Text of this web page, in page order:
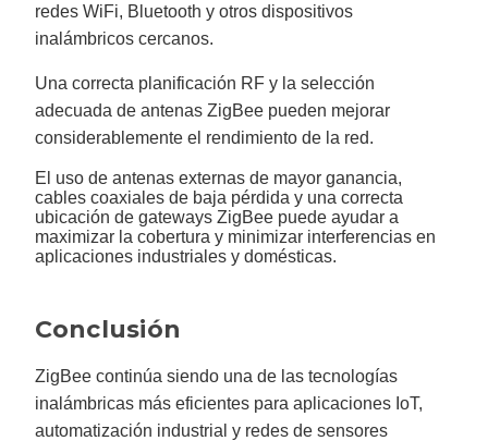
redes WiFi, Bluetooth y otros dispositivos
inalámbricos cercanos.
Una correcta planificación RF y la selección
adecuada de antenas ZigBee pueden mejorar
considerablemente el rendimiento de la red.
El uso de antenas externas de mayor ganancia,
cables coaxiales de baja pérdida y una correcta
ubicación de gateways ZigBee puede ayudar a
maximizar la cobertura y minimizar interferencias en
aplicaciones industriales y domésticas.
Conclusión
ZigBee continúa siendo una de las tecnologías
inalámbricas más eficientes para aplicaciones IoT,
automatización industrial y redes de sensores